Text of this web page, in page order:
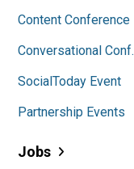
Content Conference
Conversational Conf.
SocialToday Event
Partnership Events
Jobs